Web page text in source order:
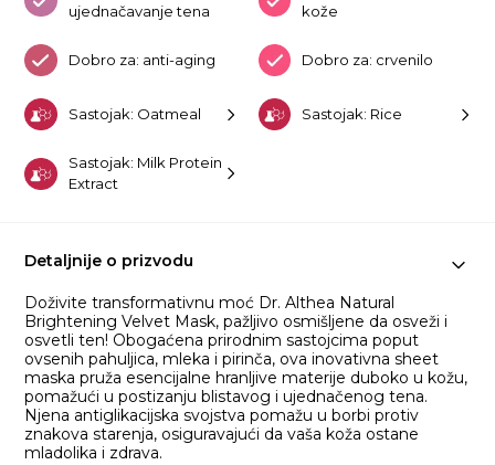
ujednačavanje tena
kože
Dobro za: anti-aging Dobro za: crvenilo
Sastojak: Oatmeal Sastojak: Rice
Sastojak: Milk Protein
Extract
Detaljnije o prizvodu
Doživite transformativnu moć Dr. Althea Natural
Brightening Velvet Mask, pažljivo osmišljene da osveži i
osvetli ten! Obogaćena prirodnim sastojcima poput
ovsenih pahuljica, mleka i pirinča, ova inovativna sheet
maska pruža esencijalne hranljive materije duboko u kožu,
pomažući u postizanju blistavog i ujednačenog tena.
Njena antiglikacijska svojstva pomažu u borbi protiv
znakova starenja, osiguravajući da vaša koža ostane
mladolika i zdrava.